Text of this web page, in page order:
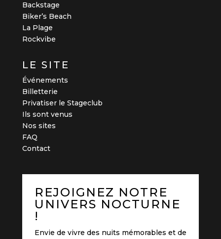
Backstage
Biker’s Beach
La Plage
Rockvibe
LE SITE
Événements
Billetterie
Privatiser le Stageclub
Ils sont venus
Nos sites
FAQ
Contact
REJOIGNEZ NOTRE
UNIVERS NOCTURNE
!
Envie de vivre des nuits mémorables et de